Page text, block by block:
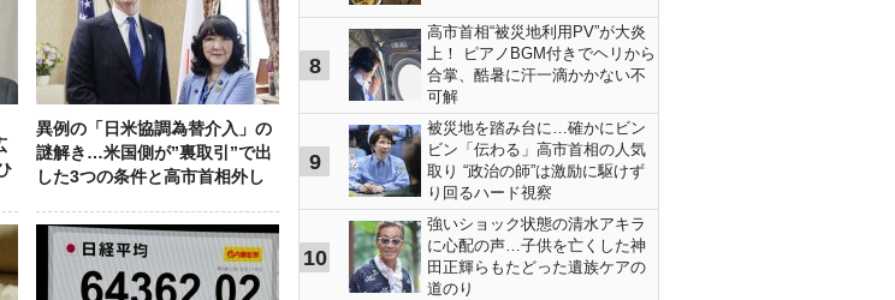
異例の「日米協調為替介入」の
謎解き…米国側が”裏取引”で出
した3つの条件と高市首相外し
8
高市首相“被災地利用PV”が大炎
上！ ピアノBGM付きでヘリから
合掌、酷暑に汗一滴かかない不
可解
9
被災地を踏み台に…確かにビン
ビン「伝わる」高市首相の人気
取り “政治の師”は激励に駆けず
り回るハード視察
10
強いショック状態の清水アキラ
に心配の声…子供を亡くした神
田正輝らもたどった遺族ケアの
道のり